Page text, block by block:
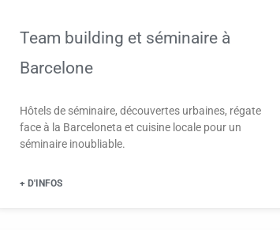
Team building et séminaire à
Barcelone
Hôtels de séminaire, découvertes urbaines, régate
face à la Barceloneta et cuisine locale pour un
séminaire inoubliable.
+ D'INFOS